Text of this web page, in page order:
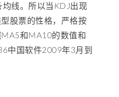
线。所以当KDJ出现
股票的性格，严格按
和MA10的数值和
中国软件2009年3月到